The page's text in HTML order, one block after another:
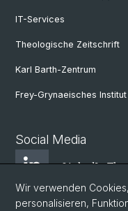
IT-Services
Theologische Zeitschrift
Karl Barth-Zentrum
Frey-Grynaeisches Institut
Social Media
LinkedIn
Wir verwenden
personalisieren,